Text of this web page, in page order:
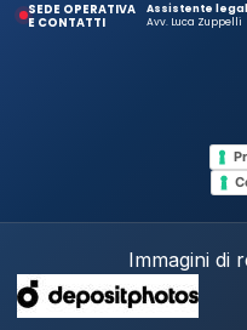
SEDE OPERATIVA
E CONTATTI
Assistente
Avv. Luca Zuppelli
Immagini di